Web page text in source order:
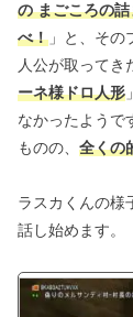
の まごころの
べ！ 」と、そ
人公が取ってき
ーネ様ドロ人形
なかったようで
ものの、 全くの
ラスカくんの様
話し始めます。